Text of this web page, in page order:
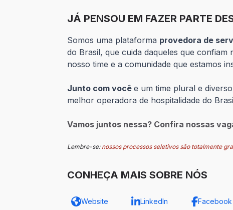
JÁ PENSOU EM FAZER PARTE
Somos uma plataforma provedora de
do Brasil, que cuida daqueles que confiam
nosso time e a comunidade que estamos
Junto com vocêe um time plural e
melhor operadora de hospitalidade do
Vamos juntos nessa? Confira nossas
Lembre-se: nossos processos seletivos são totalmente
CONHEÇA MAIS SOBRE NÓS
Website LinkedIn Facebook